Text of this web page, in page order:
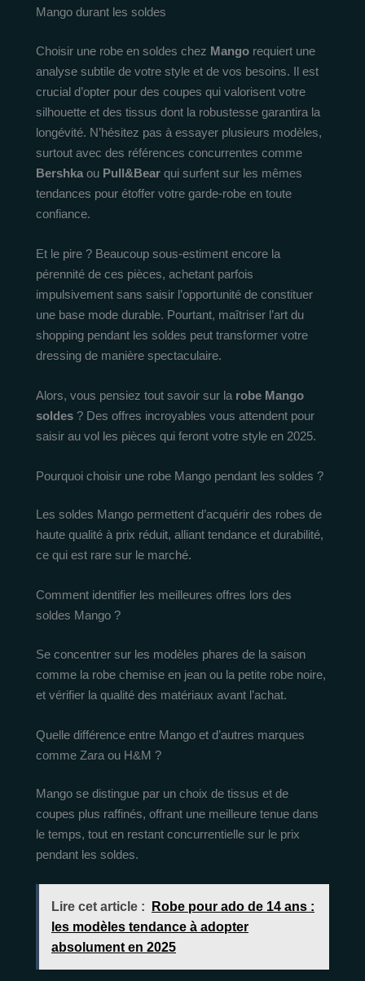
Mango durant les soldes
Choisir une robe en soldes chez Mango requiert une
analyse subtile de votre style et de vos besoins. Il est
crucial d’opter pour des coupes qui valorisent votre
silhouette et des tissus dont la robustesse garantira la
longévité. N’hésitez pas à essayer plusieurs modèles,
surtout avec des références concurrentes comme
Bershka ou Pull&Bear qui surfent sur les mêmes
tendances pour étoffer votre garde-robe en toute
confiance.
Et le pire ? Beaucoup sous-estiment encore la
pérennité de ces pièces, achetant parfois
impulsivement sans saisir l’opportunité de constituer
une base mode durable. Pourtant, maîtriser l’art du
shopping pendant les soldes peut transformer votre
dressing de manière spectaculaire.
Alors, vous pensiez tout savoir sur la robe Mango
soldes ? Des offres incroyables vous attendent pour
saisir au vol les pièces qui feront votre style en 2025.
Pourquoi choisir une robe Mango pendant les soldes ?
Les soldes Mango permettent d’acquérir des robes de
haute qualité à prix réduit, alliant tendance et durabilité,
ce qui est rare sur le marché.
Comment identifier les meilleures offres lors des
soldes Mango ?
Se concentrer sur les modèles phares de la saison
comme la robe chemise en jean ou la petite robe noire,
et vérifier la qualité des matériaux avant l’achat.
Quelle différence entre Mango et d’autres marques
comme Zara ou H&M ?
Mango se distingue par un choix de tissus et de
coupes plus raffinés, offrant une meilleure tenue dans
le temps, tout en restant concurrentielle sur le prix
pendant les soldes.
Lire cet article :
Robe pour ado de 14 ans :
les modèles tendance à adopter
absolument en 2025